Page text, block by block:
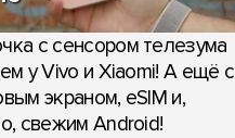
с сенсором телезума
у Vivo и Xiaomi! А ещё с
экраном, eSIM и,
свежим Android!